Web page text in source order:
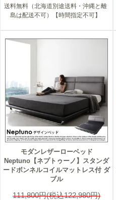
送料無料（北海道別途送料・沖縄と離
島は配送不可）【時間指定不可】
モダンレザーローベッド
Neptuno【ネプトゥーノ】スタンダ
ードボンネルコイルマットレス付 ダ
ブル
111,800円(税込122,980円)